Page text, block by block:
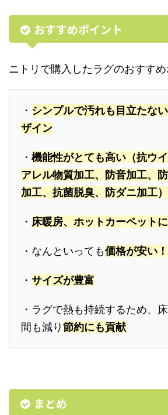
おすすめポイント
ニトリで購入したラグのおすすめ
・ シンプルで汚れも目立たな
ザイン
・ 機能性がとても高い（抗ウ
アレル物質加工、防音加工、
加工、抗菌脱臭、防ダニ加工）
・ 床暖房、ホットカーペット
・なんといっても価格が安い！
・ サイズが豊富
・ラグで熱も持続するため、
間も減り節約にも貢献
まとめ